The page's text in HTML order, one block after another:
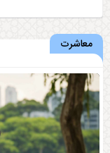
معاشرت